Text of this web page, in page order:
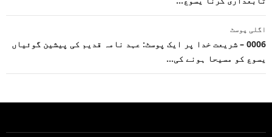
نیویگیشن
اگلی پوسٹ
0006 – شریعت خدا پر ایک پوسٹ: عہد نامہ قدیم کی پیشین گوئیاں
یسوع کو مسیحا ہونے کی…